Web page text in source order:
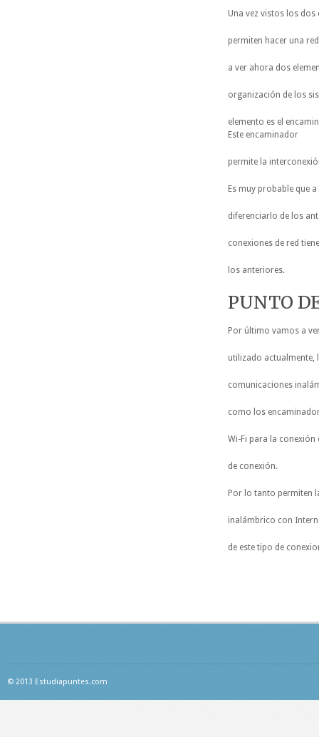
Una vez vistos los
permiten hacer una
a ver ahora dos
organización de los
elemento es el
Este encaminador
permite la
Es muy probable que
diferenciarlo de los
conexiones de red
los anteriores.
PUNTO
Por último vamos a
utilizado actualmente,
comunicaciones
como los
Wi-Fi para la conexión
de conexión.
Por lo tanto permiten
inalámbrico con
de este tipo de
© 2013 Estudiapuntes.com